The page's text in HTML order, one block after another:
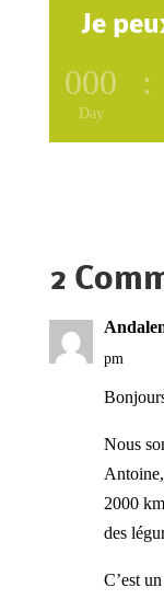
Je
000
Day
:
2
pm
Nous
2000
des
C’est